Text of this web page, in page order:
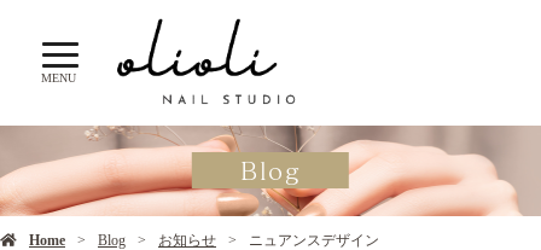
MENU
Blog
Home Blog お知らせ ニュアンスデザイン